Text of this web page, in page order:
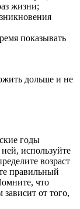
жизни;
показывать
дольше и не
годы
используйте
возраст
правильный
что
от того,